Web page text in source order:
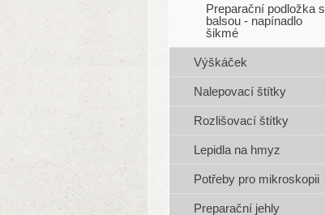
Preparační podložka s
balsou - napínadlo
šikmé
Výškáček
Nalepovací štítky
Rozlišovací štítky
Lepidla na hmyz
Potřeby pro mikroskopii
Preparační jehly